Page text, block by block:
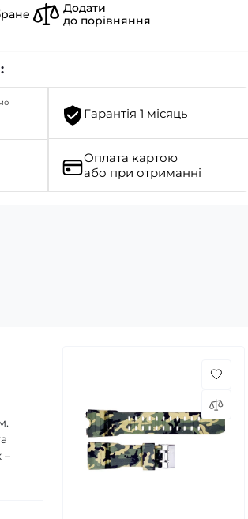
Додати
до порівняння
Гарантія 1 місяць
Оплата картою
або при отриманні
–